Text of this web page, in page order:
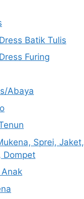
Batik Tulis
Furing
Abaya
Sprei, Jaket,
Dompet